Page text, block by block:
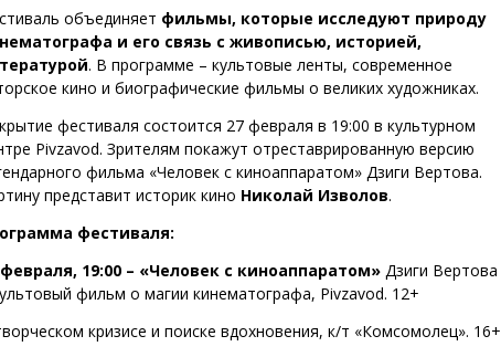
объединяет фильмы, которые исследуют природу
и его связь с живописью, историей,
. В программе – культовые ленты, современное
кино и биографические фильмы о великих художниках.
фестиваля состоится 27 февраля в 19:00 в культурном
Pivzavod. Зрителям покажут отреставрированную версию
фильма «Человек с киноаппаратом» Дзиги Вертова.
представит историк кино Николай Изволов.
фестиваля:
19:00 – «Человек с киноаппаратом»Дзиги Вертова
фильм о магии кинематографа, Pivzavod. 12+
кризисе и поиске вдохновения, к/т «Комсомолец». 16+